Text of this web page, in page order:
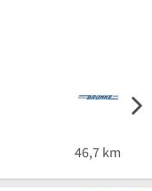
46,7 km
24